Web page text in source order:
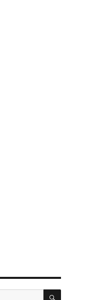
SEARCH